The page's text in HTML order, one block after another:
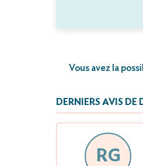
Vous avez la
DERNIERS AVIS DE
RG